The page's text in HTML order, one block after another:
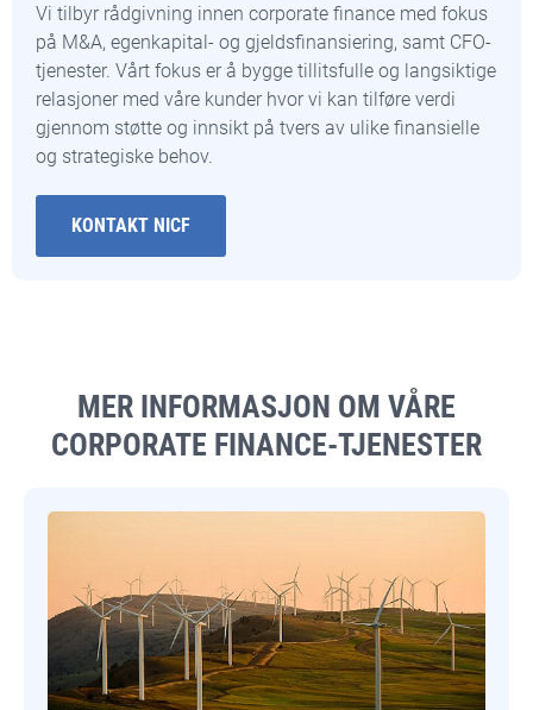
Vi tilbyr rådgivning innen corporate finance med fokus
på M&A, egenkapital- og gjeldsfinansiering, samt CFO-
tjenester. Vårt fokus er å bygge tillitsfulle og langsiktige
relasjoner med våre kunder hvor vi kan tilføre verdi
gjennom støtte og innsikt på tvers av ulike finansielle
og strategiske behov.
KONTAKT NICF
MER INFORMASJON OM VÅRE
CORPORATE FINANCE-TJENESTER